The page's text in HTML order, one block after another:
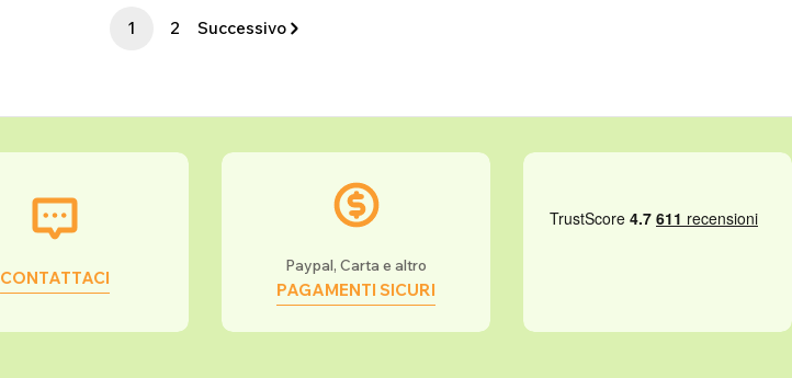
1 2 Successivo
CONTATTACI
Paypal, Carta e altro
PAGAMENTI SICURI